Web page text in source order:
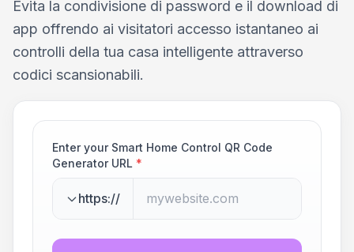
Evita la condivisione di password e il download di
app offrendo ai visitatori accesso istantaneo ai
controlli della tua casa intelligente attraverso
codici scansionabili.
Enter your Smart Home Control QR Code
Generator URL *
https://